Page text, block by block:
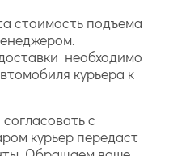
стоимость подъема
необходимо
курьера к
с
курьер передаст